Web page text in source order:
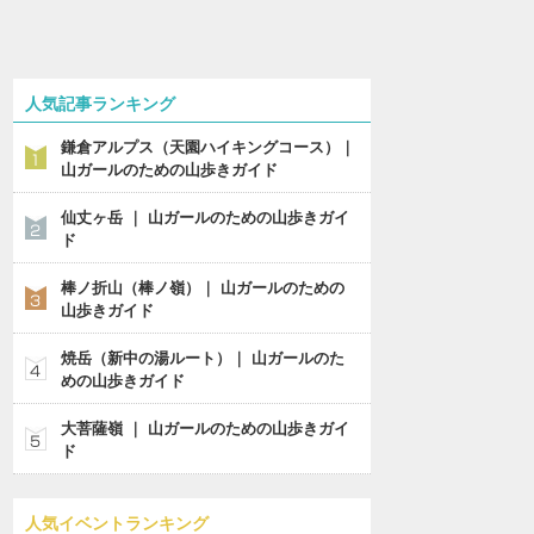
人気記事ランキング
鎌倉アルプス（天園ハイキングコース）｜
山ガールのための山歩きガイド
仙丈ヶ岳 ｜ 山ガールのための山歩きガイ
ド
棒ノ折山（棒ノ嶺）｜ 山ガールのための
山歩きガイド
焼岳（新中の湯ルート）｜ 山ガールのた
めの山歩きガイド
大菩薩嶺 ｜ 山ガールのための山歩きガイ
ド
人気イベントランキング